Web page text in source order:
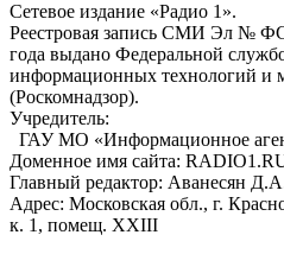
Сетевое издание «Радио 1».
Реестровая запись СМИ Эл №
года выдано Федеральной
информационных технологий и
(Роскомнадзор).
Учредитель:
ГАУ МО «Информационное
Доменное имя сайта:
Главный редактор: Аванесян
Адрес: Московская обл., г.
к. 1, помещ. XXIII